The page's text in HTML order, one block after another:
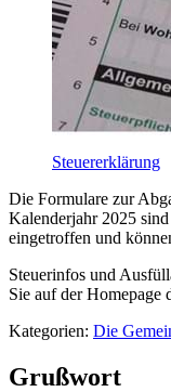
Steuererklärung
Die Formulare zur
Kalenderjahr 2025
eingetroffen und
Steuerinfos und
Sie auf der Homepage
Kategorien: Die
Grußwort